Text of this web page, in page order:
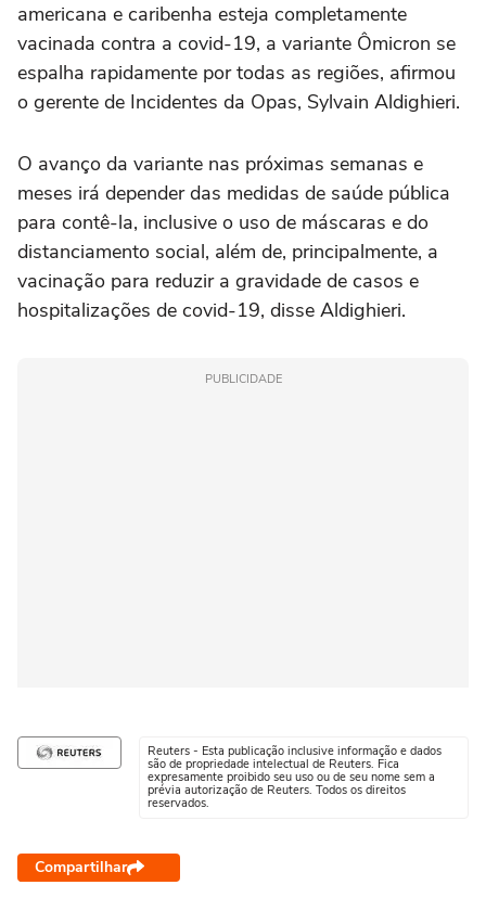
americana e caribenha esteja completamente
vacinada contra a covid-19, a variante Ômicron se
espalha rapidamente por todas as regiões, afirmou
o gerente de Incidentes da Opas, Sylvain Aldighieri.
O avanço da variante nas próximas semanas e
meses irá depender das medidas de saúde pública
para contê-la, inclusive o uso de máscaras e do
distanciamento social, além de, principalmente, a
vacinação para reduzir a gravidade de casos e
hospitalizações de covid-19, disse Aldighieri.
PUBLICIDADE
Reuters - Esta publicação inclusive informação e dados
são de propriedade intelectual de Reuters. Fica
expresamente proibido seu uso ou de seu nome sem a
prévia autorização de Reuters. Todos os direitos
reservados.
Compartilhar